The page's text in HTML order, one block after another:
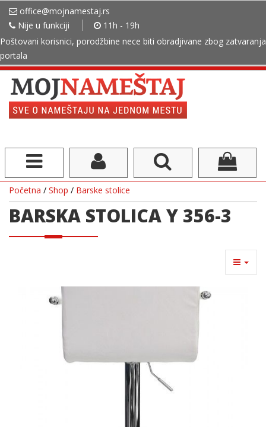
office@mojnamestaj.rs
Nije u funkciji
11h - 19h
Poštovani korisnici, porodžbine nece biti obradjivane zbog zatvaranja
portala
Početna / Shop / Barske stolice
BARSKA STOLICA Y 356-3